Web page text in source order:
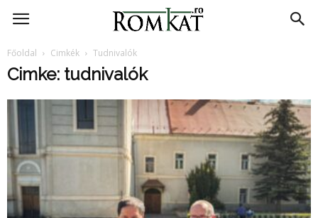
RomKat.ro
Főoldal Cimkék Tudnivalók
Cimke: tudnivalók